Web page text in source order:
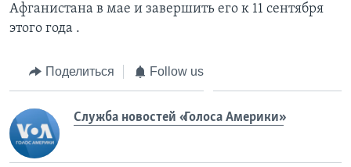
Афганистана в мае и завершить его к 11 сентября
этого года .
Поделиться Follow us
Служба новостей «Голоса Америки»